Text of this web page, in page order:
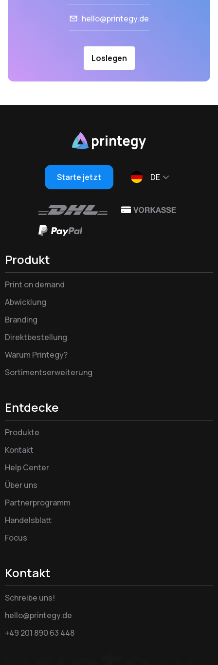
hello@printegy.de
Loslegen
Starte jetzt DE
Produkt
Print on demand
Abwicklung
Branding
Direktbestellung
Warum Printegy?
Sortimentserweiterung
Entdecke
Produkte
Kontakt
Help Center
Über uns
Partnerprogramm
Handelsblatt
Focus
Kontakt
Schreibe uns!
hello@printegy.de
+49 201 890 63 448